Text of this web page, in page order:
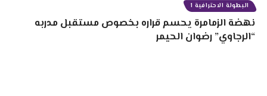
البطولة الاحترافية 1
نهضة الزمامرة يحسم قراره بخصوص مستقبل مدربه
“الرجاوي” رضوان الحيمر